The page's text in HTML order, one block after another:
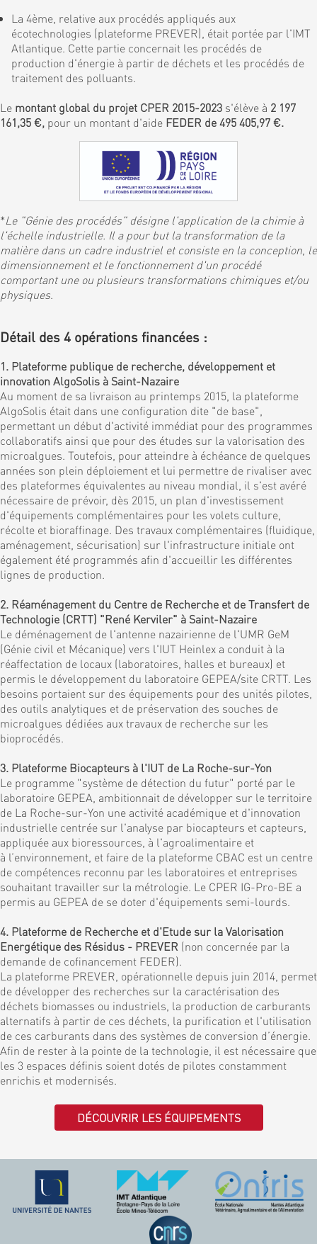
La 4ème, relative aux procédés appliqués aux
écotechnologies (plateforme PREVER), était portée par l'IMT
Atlantique. Cette partie concernait les procédés de
production d'énergie à partir de déchets et les procédés de
traitement des polluants.
Le montant global du projet CPER 2015-2023 s'élève à 2 197
161,35 €, pour un montant d'aide FEDER de 495 405,97 €.
*Le "Génie des procédés" désigne l'application de la chimie à
l'échelle industrielle. Il a pour but la transformation de la
matière dans un cadre industriel et consiste en la conception, le
dimensionnement et le fonctionnement d'un procédé
comportant une ou plusieurs transformations chimiques et/ou
physiques.
Détail des 4 opérations financées :
1. Plateforme publique de recherche, développement et
innovation AlgoSolis à Saint-Nazaire
Au moment de sa livraison au printemps 2015, la plateforme
AlgoSolis était dans une configuration dite "de base",
permettant un début d'activité immédiat pour des programmes
collaboratifs ainsi que pour des études sur la valorisation des
microalgues. Toutefois, pour atteindre à échéance de quelques
années son plein déploiement et lui permettre de rivaliser avec
des plateformes équivalentes au niveau mondial, il s'est avéré
nécessaire de prévoir, dès 2015, un plan d'investissement
d'équipements complémentaires pour les volets culture,
récolte et bioraffinage. Des travaux complémentaires (fluidique,
aménagement, sécurisation) sur l'infrastructure initiale ont
également été programmés afin d'accueillir les différentes
lignes de production.
2. Réaménagement du Centre de Recherche et de Transfert de
Technologie (CRTT) "René Kerviler" à Saint-Nazaire
Le déménagement de l'antenne nazairienne de l'UMR GeM
(Génie civil et Mécanique) vers l'IUT Heinlex a conduit à la
réaffectation de locaux (laboratoires, halles et bureaux) et
permis le développement du laboratoire GEPEA/site CRTT. Les
besoins portaient sur des équipements pour des unités pilotes,
des outils analytiques et de préservation des souches de
microalgues dédiées aux travaux de recherche sur les
bioprocédés.
3. Plateforme Biocapteurs à l'IUT de La Roche-sur-Yon
Le programme "système de détection du futur" porté par le
laboratoire GEPEA, ambitionnait de développer sur le territoire
de La Roche-sur-Yon une activité académique et d'innovation
industrielle centrée sur l'analyse par biocapteurs et capteurs,
appliquée aux bioressources, à l'agroalimentaire et
à l’environnement, et faire de la plateforme CBAC est un centre
de compétences reconnu par les laboratoires et entreprises
souhaitant travailler sur la métrologie. Le CPER IG-Pro-BE a
permis au GEPEA de se doter d'équipements semi-lourds.
4. Plateforme de Recherche et d'Etude sur la Valorisation
Energétique des Résidus - PREVER (non concernée par la
demande de cofinancement FEDER).
La plateforme PREVER, opérationnelle depuis juin 2014, permet
de développer des recherches sur la caractérisation des
déchets biomasses ou industriels, la production de carburants
alternatifs à partir de ces déchets, la purification et l'utilisation
de ces carburants dans des systèmes de conversion d’énergie.
Afin de rester à la pointe de la technologie, il est nécessaire que
les 3 espaces définis soient dotés de pilotes constamment
enrichis et modernisés.
DÉCOUVRIR LES ÉQUIPEMENTS